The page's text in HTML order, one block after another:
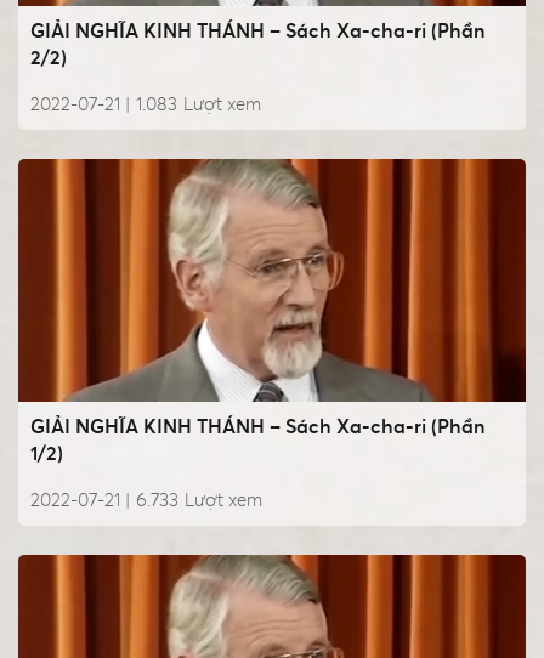
GIẢI NGHĨA KINH THÁNH – Sách Xa-cha-ri (Phần
2/2)
2022-07-21 | Lượt xem
1.083
GIẢI NGHĨA KINH THÁNH – Sách Xa-cha-ri (Phần
1/2)
2022-07-21 | Lượt xem
6.733